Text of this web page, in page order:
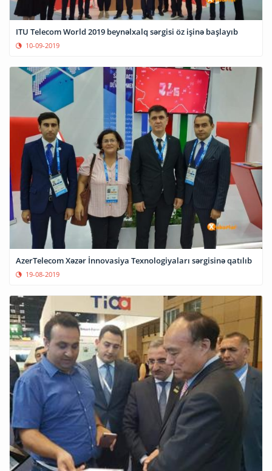
ITU Telecom World 2019 beynəlxalq sərgisi öz işinə başlayıb
10-09-2019
AzerTelecom Xəzər İnnovasiya Texnologiyaları sərgisinə qatılıb
19-08-2019